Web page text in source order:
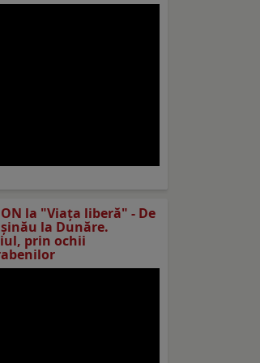
ON la "Viaţa liberă" - De
la Dunăre.
prin ochii